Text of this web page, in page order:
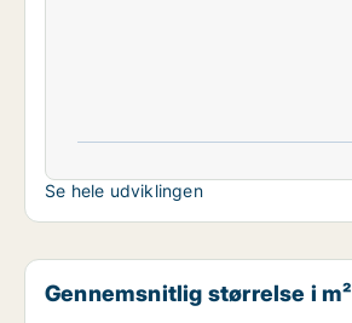
Se hele udviklingen
Gennemsnitlig størrelse i m²